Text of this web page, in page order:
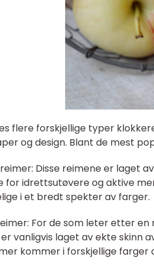
flere forskjellige typer
og design. Blant de mest
Disse reimene er laget
for idrettsutøvere og aktive
i et bredt spekter av farger.
For de som leter etter
er vanligvis laget av ekte skinn
kommer i forskjellige